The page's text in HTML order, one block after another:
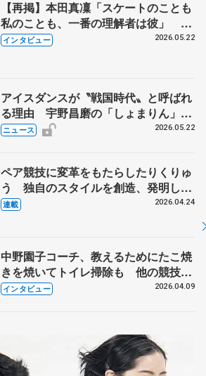
【再掲】本田真凜「スケートのことも
私のことも、一番の理解者は彼」 引
退時の単独インタビューで語った競技
インタビュー 2026.05.22
アイスダンスが〝戦国時代〟と呼ばれ
る理由 宇野昌磨の「しょまりん」ら
実力者が相次いで参戦 国内の競争激
ニュース 2026.05.22
ペア競技に変革をもたらしたりくりゅ
う 独自のスタイルを創造、発明した
【引退発表後②】
連載 2026.04.24
中野園子コーチ、教えるためにたこ焼
きを焼いてトイレ掃除も 他の競技に
も通用するという坂本花織の筋肉
インタビュー 2026.04.09